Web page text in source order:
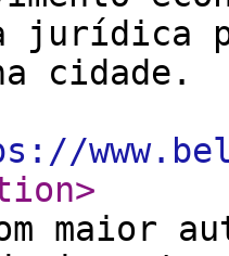
jurídica
cidade.
>
maior